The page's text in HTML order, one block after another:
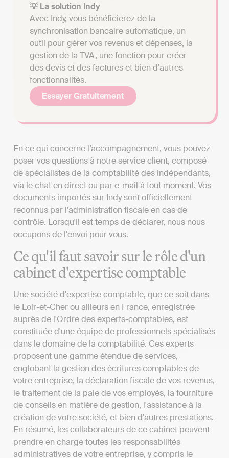
💡 La solution Indy
Avec Indy, vous bénéficierez de la
synchronisation bancaire automatique, un
outil pour gérer vos revenus et dépenses, la
gestion de la TVA, une fonction pour créer
des devis et des factures et bien d'autres
fonctionnalités.
Essayer Gratuitement
En ce qui concerne l’accompagnement, vous pouvez
poser vos questions à notre service client, composé
de spécialistes de la comptabilité des indépendants,
via le chat en direct ou par e-mail à tout moment. Vos
documents importés sur Indy sont officiellement
reconnus par l'administration fiscale en cas de
contrôle. Lorsqu'il est temps de déclarer, nous nous
occupons de l'envoi pour vous.
Ce qu'il faut savoir sur le rôle d'un
cabinet d'expertise comptable
Une société d'expertise comptable, que ce soit dans
le Loir-et-Cher ou ailleurs en France, enregistrée
auprès de l'Ordre des experts-comptables, est
constituée d'une équipe de professionnels spécialisés
dans le domaine de la comptabilité. Ces experts
proposent une gamme étendue de services,
englobant la gestion des écritures comptables de
votre entreprise, la déclaration fiscale de vos revenus,
le traitement de la paie de vos employés, la fourniture
de conseils en matière de gestion, l'assistance à la
création de votre société, et bien d'autres prestations.
En résumé, les collaborateurs de ce cabinet peuvent
prendre en charge toutes les responsabilités
administratives de votre entreprise, y compris le